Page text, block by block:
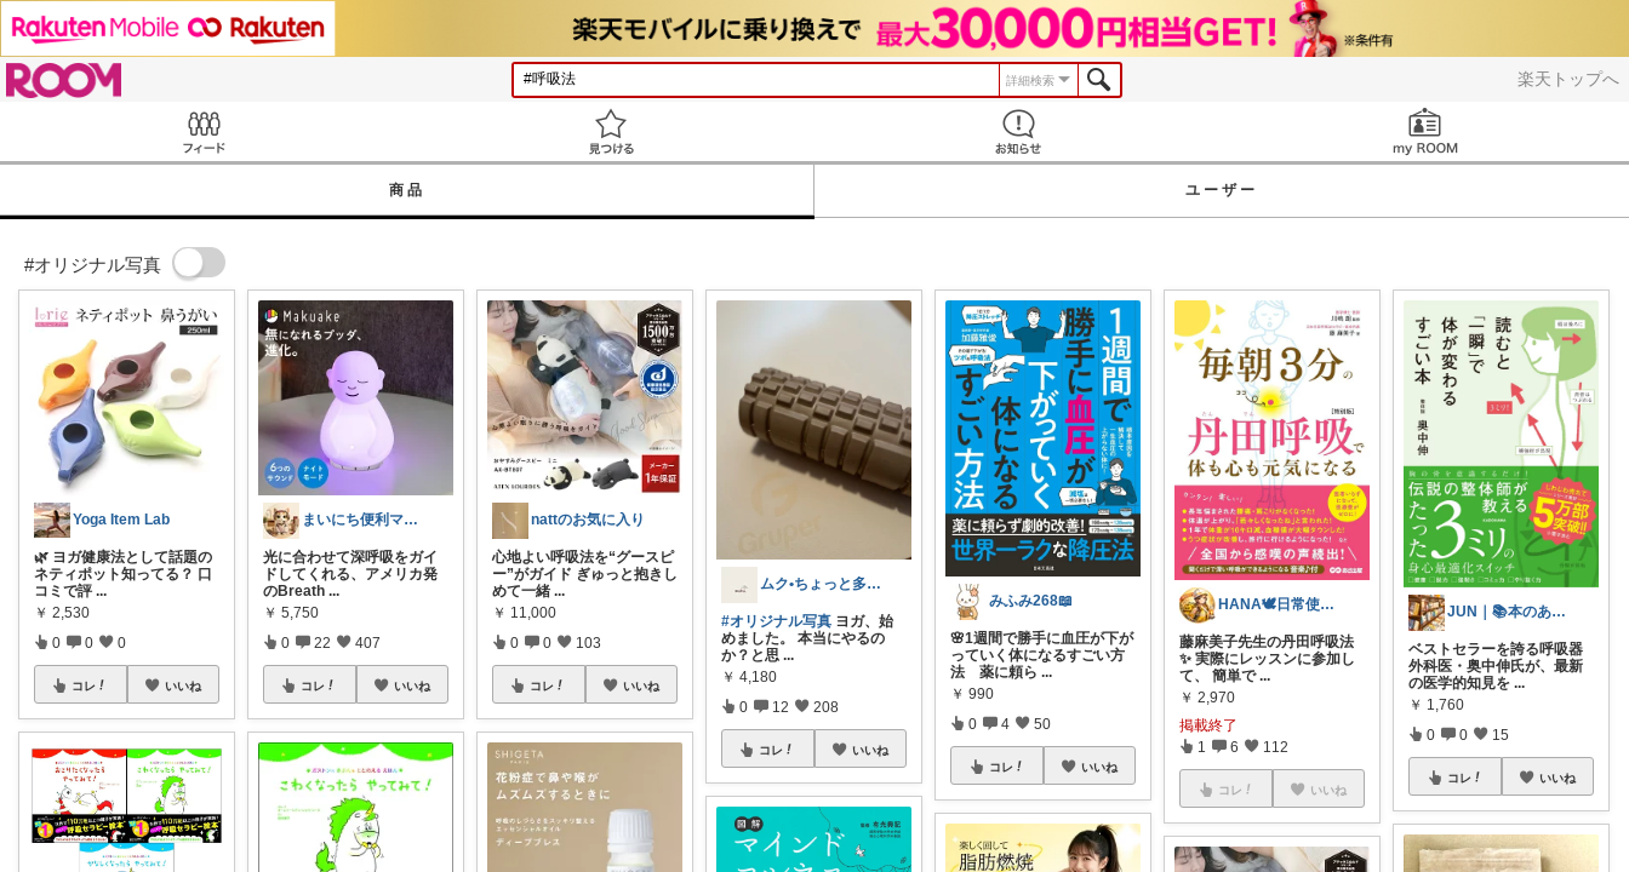
楽天トップへ
詳細検索
商品 ユーザー
#オリジナル写真
Yoga Item Lab
🌿 ヨガ健康法として話題の
ネティポット知ってる？ 口
コミで評 ...
￥ 2,530
0 0 0
コレ いいね
まいにち便利マーケット
光に合わせて深呼吸をガイ
ドしてくれる、アメリカ発
のBreath ...
￥ 5,750
0 22 407
コレ いいね
nattのお気に入り
心地よい呼吸法を“グースピ
ー”がガイド ぎゅっと抱きし
めて一緒 ...
￥ 11,000
0 0 103
コレ いいね
ムク•ちょっと多忙遅れます
#オリジナル写真 ヨガ、始
めました。 本当にやるの
か？と思 ...
￥ 4,180
0 12 208
コレ いいね
みふみ268📖
🌸1週間で勝手に血圧が下が
っていく体になるすごい方
法 薬に頼ら ...
￥ 990
0 4 50
コレ いいね
HANA🕊️日常使いも出来る防災グッズ
藤麻美子先生の丹田呼吸法
✨ 実際にレッスンに参加し
て、 簡単で ...
￥ 2,970
掲載終了
1 6 112
コレ いいね
JUN｜📚本のある暮らし
ベストセラーを誇る呼吸器
外科医・奥中伸氏が、最新
の医学的知見を ...
￥ 1,760
0 0 15
コレ いいね